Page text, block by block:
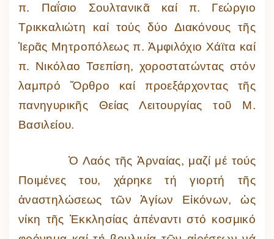
π. Παΐσιο Σουλτανικᾶ καί π. Γεώργιο
Τρικκαλιώτη καί τούς δύο Διακόνους τῆς
Ἱερᾶς Μητροπόλεως π. Ἀμφιλόχιο Χάϊτα καί
π. Νικόλαο Τσεπίση, χοροστατώντας στόν
λαμπρό Ὄρθρο καί προεξάρχοντας τῆς
πανηγυρικῆς Θείας Λειτουργίας τοῦ Μ.
Βασιλείου.
Ὁ Λαός τῆς Ἀρναίας, μαζί μέ τούς
Ποιμένες του, χάρηκε τή γιορτή τῆς
ἀναστηλώσεως τῶν Ἁγίων Εἰκόνων, ὡς
νίκη τῆς Ἐκκλησίας ἀπέναντι στό κοσμικό